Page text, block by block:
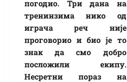
погодио. Три дана на
тренинзима нико од
играча реч није
проговорио и био је то
знак да смо добро
посложили екипу.
Несретни пораз на